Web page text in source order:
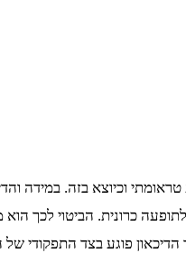
וכיוצא בזה. במידה
לתופעה כרונית. הביטוי לכך
פוגע בצד התפקודי של